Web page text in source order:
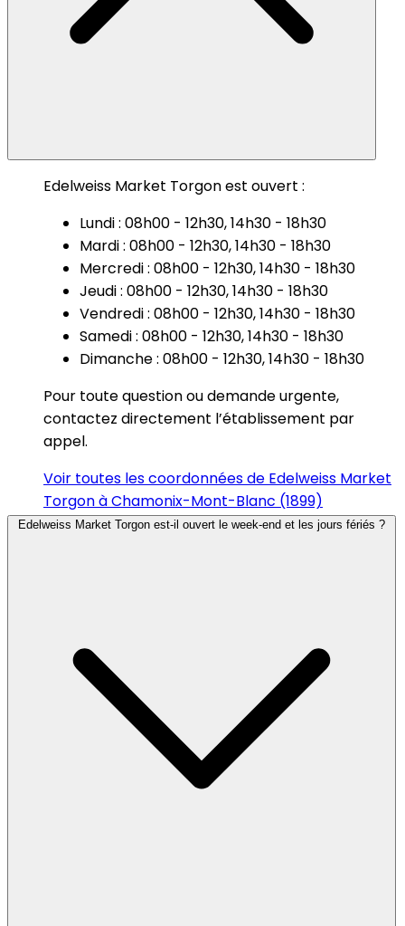
Edelweiss Market Torgon est ouvert :
Lundi : 08h00 - 12h30, 14h30 - 18h30
Mardi : 08h00 - 12h30, 14h30 - 18h30
Mercredi : 08h00 - 12h30, 14h30 - 18h30
Jeudi : 08h00 - 12h30, 14h30 - 18h30
Vendredi : 08h00 - 12h30, 14h30 - 18h30
Samedi : 08h00 - 12h30, 14h30 - 18h30
Dimanche : 08h00 - 12h30, 14h30 - 18h30
Pour toute question ou demande urgente,
contactez directement l’établissement par
appel.
Voir toutes les coordonnées de Edelweiss Market
Torgon à Chamonix-Mont-Blanc (1899)
Edelweiss Market Torgon est-il ouvert le week-end et les jours fériés ?